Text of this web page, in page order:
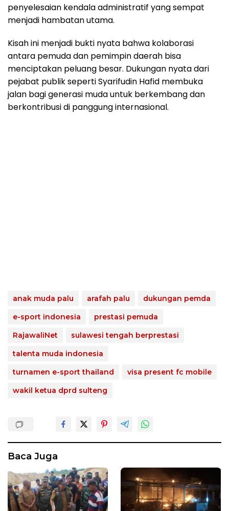
penyelesaian kendala administratif yang sempat
menjadi hambatan utama.
Kisah ini menjadi bukti nyata bahwa kolaborasi
antara pemuda dan pemimpin daerah bisa
menciptakan peluang besar. Dukungan nyata dari
pejabat publik seperti Syarifudin Hafid membuka
jalan bagi generasi muda untuk berkembang dan
berkontribusi di panggung internasional.
anak muda palu arafah palu
dukungan pemda
e-sport indonesia
prestasi pemuda
RajawaliNet
sulawesi tengah berprestasi
talenta muda indonesia
turnamen e-sport thailand
visa present fc mobile
wakil ketua dprd sulteng
Baca Juga